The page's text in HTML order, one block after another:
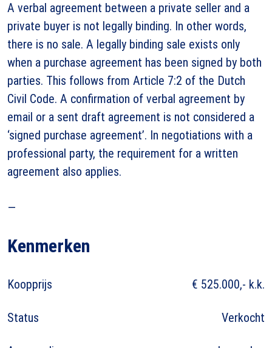
A verbal agreement between a private seller and a
private buyer is not legally binding. In other words,
there is no sale. A legally binding sale exists only
when a purchase agreement has been signed by both
parties. This follows from Article 7:2 of the Dutch
Civil Code. A confirmation of verbal agreement by
email or a sent draft agreement is not considered a
‘signed purchase agreement’. In negotiations with a
professional party, the requirement for a written
agreement also applies.
—
Kenmerken
Koopprijs € 525.000,- k.k.
Status Verkocht